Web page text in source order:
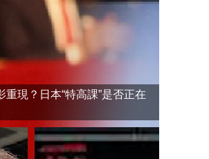
重現？日本“特高課”是否正在